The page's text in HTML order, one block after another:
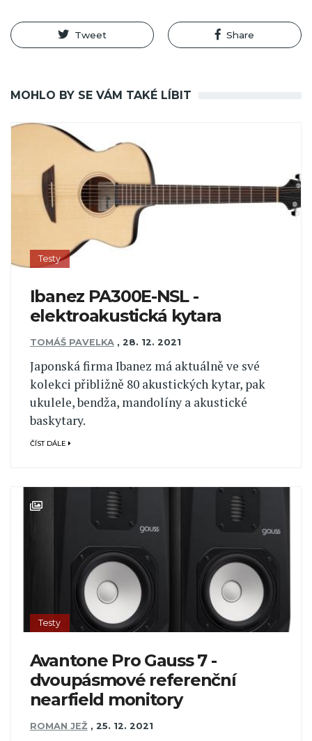
Tweet Share
MOHLO BY SE VÁM TAKÉ LÍBIT
Testy
Ibanez PA300E-NSL -
elektroakustická kytara
TOMÁŠ PAVELKA , 28. 12. 2021
Japonská firma Ibanez má aktuálně ve své
kolekci přibližně 80 akustických kytar, pak
ukulele, bendža, mandolíny a akustické
baskytary.
ČÍST DÁLE
Testy
Avantone Pro Gauss 7 -
dvoupásmové referenční
nearfield monitory
ROMAN JEŽ , 25. 12. 2021